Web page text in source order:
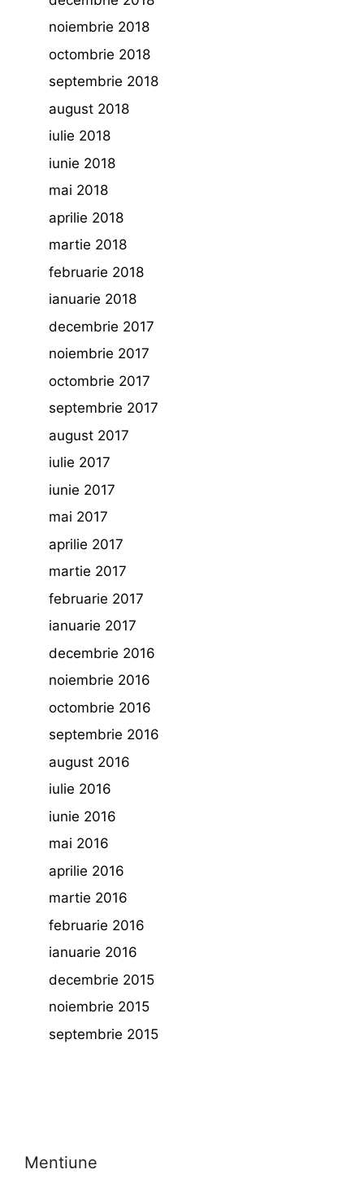
noiembrie 2018
octombrie 2018
septembrie 2018
august 2018
iulie 2018
iunie 2018
mai 2018
aprilie 2018
martie 2018
februarie 2018
ianuarie 2018
decembrie 2017
noiembrie 2017
octombrie 2017
septembrie 2017
august 2017
iulie 2017
iunie 2017
mai 2017
aprilie 2017
martie 2017
februarie 2017
ianuarie 2017
decembrie 2016
noiembrie 2016
octombrie 2016
septembrie 2016
august 2016
iulie 2016
iunie 2016
mai 2016
aprilie 2016
martie 2016
februarie 2016
ianuarie 2016
decembrie 2015
noiembrie 2015
septembrie 2015
Mentiune